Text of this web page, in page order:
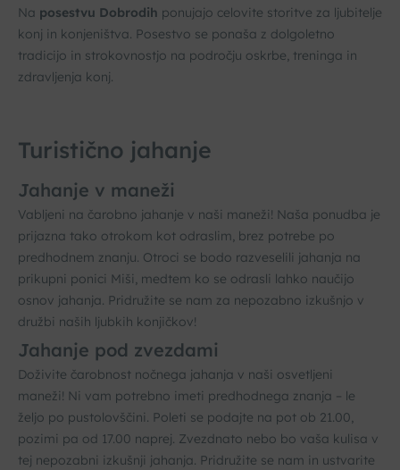
Na posestvu Dobrodih ponujajo celovite storitve za ljubitelje
konj in konjeništva. Posestvo se ponaša z dolgoletno
tradicijo in strokovnostjo na področju oskrbe, treninga in
zdravljenja konj.
Turistično jahanje
Jahanje v maneži
Vabljeni na čarobno jahanje v naši maneži! Naša ponudba je
prijazna tako otrokom kot odraslim, brez potrebe po
predhodnem znanju. Otroci se bodo razveselili jahanja na
prikupni ponici Miši, medtem ko se odrasli lahko naučijo
osnov jahanja. Pridružite se nam za nepozabno izkušnjo v
družbi naših ljubkih konjičkov!
Jahanje pod zvezdami
Doživite čarobnost nočnega jahanja v naši osvetljeni
maneži! Ni vam potrebno imeti predhodnega znanja – le
željo po pustolovščini. Poleti se podajte na pot ob 21.00,
pozimi pa od 17.00 naprej. Zvezdnato nebo bo vaša kulisa v
tej nepozabni izkušnji jahanja. Pridružite se nam in ustvarite